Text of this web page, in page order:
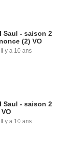
Saul - saison 2
(2) VO
Il y a 10 ans
Saul - saison 2
Il y a 10 ans